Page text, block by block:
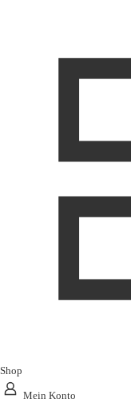
Shop
Mein Konto